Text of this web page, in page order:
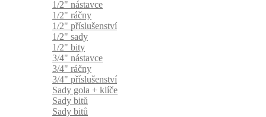
1/2" nástavce
1/2" ráčny
1/2" příslušenství
1/2" sady
1/2" bity
3/4" nástavce
3/4" ráčny
3/4" příslušenství
Sady gola + klíče
Sady bitů
Sady bitů